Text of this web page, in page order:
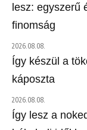
lesz: egyszerű
finomság
2026.08.08.
Így készül a
káposzta
2026.08.08.
Így lesz a